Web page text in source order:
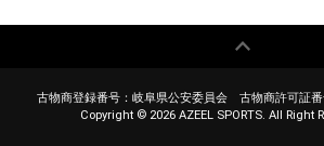
古物商登録番号：岐阜県公安委員会 古物商許可証
Copyright © 2026 AZEEL SPORTS. All Right